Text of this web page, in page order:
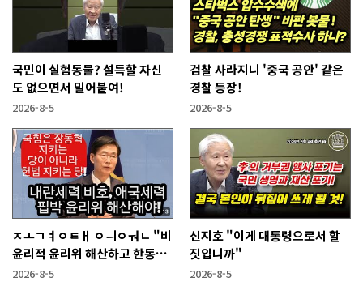
국민이 실험동물? 설득할 자신
도 없으면서 밀어붙여!
2026-8-5
검찰 사라지니 '중국 공안' 같은
경찰 등장!
2026-8-5
ㅈㅗㄱㅕㅇㅌㅐ ㅇㅢㅇㅝㄴ "비
윤리적 윤리위 해산하고 한동훈
복당 시켜야"
2026-8-5
신지호 "이게 대통령으로서 할
짓입니까"
2026-8-5